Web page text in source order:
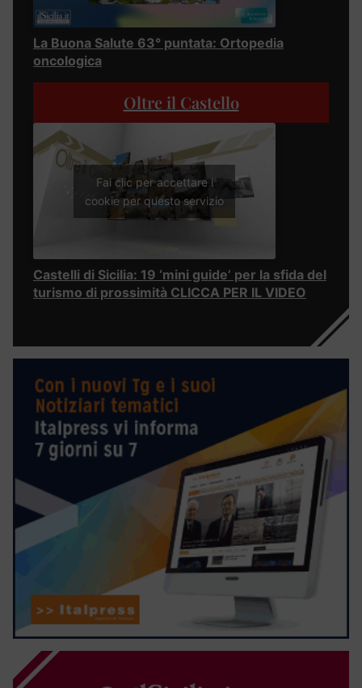
La Buona Salute 63° puntata: Ortopedia
oncologica
Oltre il Castello
Fai clic per accettare i
cookie per questo servizio
Castelli di Sicilia: 19 ‘mini guide’ per la sfida del
turismo di prossimità CLICCA PER IL VIDEO